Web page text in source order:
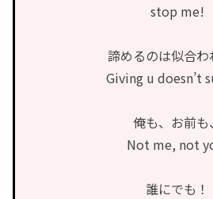
stop me!
諦めるのは似合わ
Giving u doesn’t
俺も、お前も、
Not me, not
誰にでも！